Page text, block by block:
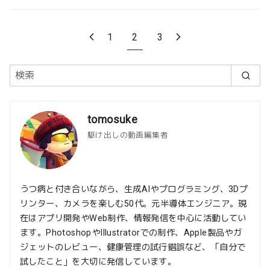
1 2 3
tomosuke
駆け出しの動画編集者
うつ病と付き合いながら、生成AIやプログラミング、3Dプ
リンター、カメラを楽しむ50代。元半導体エンジニア。現
在はアプリ開発やWeb制作、情報発信を中心に活動してい
ます。PhotoshopやIllustratorでの制作、Apple製品やガ
ジェットのレビュー、健康管理の試行錯誤など、「自分で
試したこと」を大切に発信しています。